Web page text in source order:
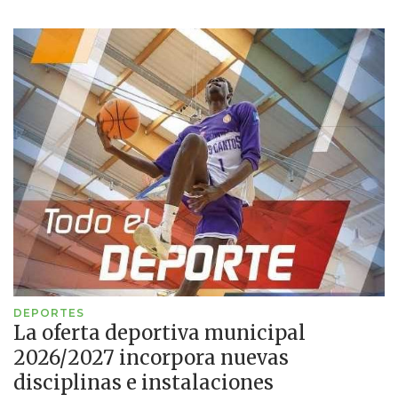
DEPORTES
La oferta deportiva municipal
2026/2027 incorpora nuevas
disciplinas e instalaciones